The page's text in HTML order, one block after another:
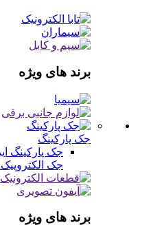
برند های ویژه
جک پارکینگ
جک پارکینگ
جک الکتروپیک
برند های ویژه